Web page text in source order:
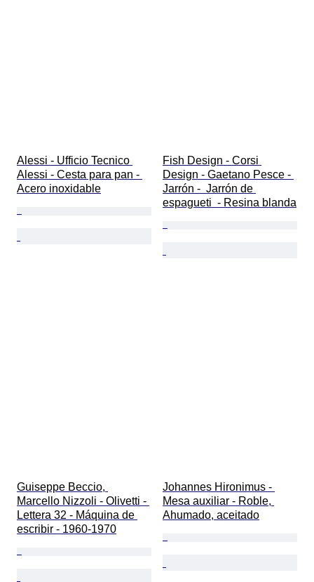
Alessi - Ufficio Tecnico
Alessi - Cesta para pan -
Acero inoxidable
Fish Design - Corsi
Design - Gaetano Pesce -
Jarrón -  Jarrón de
espagueti  - Resina blanda
Guiseppe Beccio,
Marcello Nizzoli - Olivetti -
Lettera 32 - Máquina de
escribir - 1960-1970
Johannes Hironimus -
Mesa auxiliar - Roble,
Ahumado, aceitado